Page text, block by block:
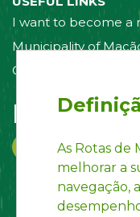
I want to become a
Municipality of
Contact us
Follow
As Rotas de
melhorar a
navegação,